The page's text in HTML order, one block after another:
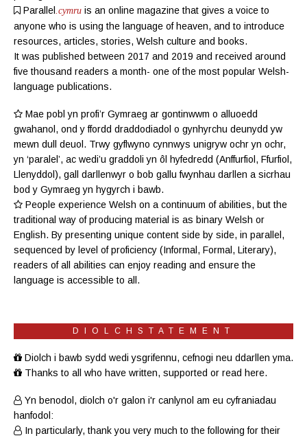
Parallel .cymru is an online magazine that gives a voice to
anyone who is using the language of heaven, and to introduce
resources, articles, stories, Welsh culture and books.
It was published between 2017 and 2019 and received around
five thousand readers a month- one of the most popular Welsh-
language publications.
Mae pobl yn profi’r Gymraeg ar gontinwwm o alluoedd
gwahanol, ond y ffordd draddodiadol o gynhyrchu deunydd yw
mewn dull deuol. Trwy gyflwyno cynnwys unigryw ochr yn ochr,
yn ‘paralel’, ac wedi’u graddoli yn ôl hyfedredd (Anffurfiol , Ffurfiol ,
Llenyddol ), gall darllenwyr o bob gallu fwynhau darllen a sicrhau
bod y Gymraeg yn hygyrch i bawb.
People experience Welsh on a continuum of abilities, but the
traditional way of producing material is as binary Welsh or
English. By presenting unique content side by side, in parallel,
sequenced by level of proficiency (Informal , Formal , Literary),
readers of all abilities can enjoy reading and ensure the
language is accessible to all.
DIOLCHSTATEMENT
Diolch i bawb sydd wedi ysgrifennu, cefnogi neu ddarllen yma.
Thanks to all who have written, supported or read here.
Yn benodol, diolch o'r galon i'r canlynol am eu cyfraniadau
hanfodol:
In particularly, thank you very much to the following for their